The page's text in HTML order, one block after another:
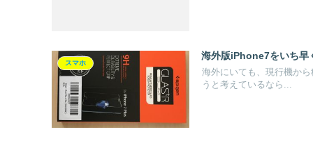
スマホ
海外版iPhone7をいち早
海外にいても、現行機か
うと考えているなら...